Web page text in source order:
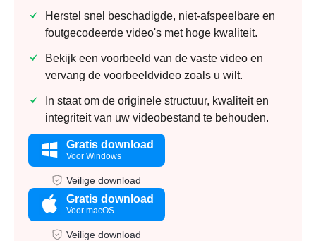
Stap 2.
Stap 3.
Herstel snel beschadigde, niet-afspeelbare en
foutgecodeerde video's met hoge kwaliteit.
Bekijk een voorbeeld van de vaste video en
vervang de voorbeeldvideo zoals u wilt.
In staat om de originele structuur, kwaliteit en
integriteit van uw videobestand te behouden.
Gratis download
Voor Windows
Veilige download
Gratis download
Voor macOS
Veilige download